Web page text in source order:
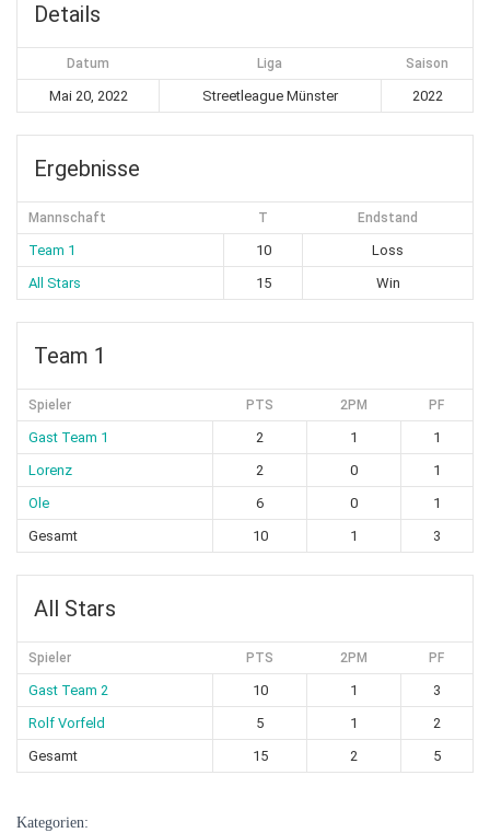
Details
Datum Liga Saison
Mai 20, 2022 Streetleague Münster 2022
Ergebnisse
Mannschaft T Endstand
Team 1 10
Loss
All Stars
15 Win
Team 1
Spieler PTS 2PM PF
Gast Team 1 2 1
1
Lorenz
2 0
1
Ole
6 0
1
Gesamt
10 1 3
All Stars
Spieler PTS 2PM PF
Gast Team 2 10 1
3
Rolf Vorfeld
5 1
2
Gesamt
15 2 5
Kategorien: